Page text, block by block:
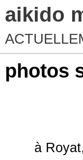
aikido
photos
à